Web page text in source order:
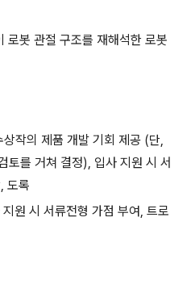
로봇 관절 구조를 재해석한 로봇
상작의 제품 개발 기회 제공 (단,
토를 거쳐 결정), 입사 지원 시 서
, 도록
지원 시 서류전형 가점 부여, 트로